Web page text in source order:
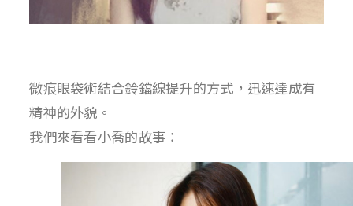
微痕眼袋術結合鈴鐺線提升的方式，迅速達成有
精神的外貌。
我們來看看小喬的故事：